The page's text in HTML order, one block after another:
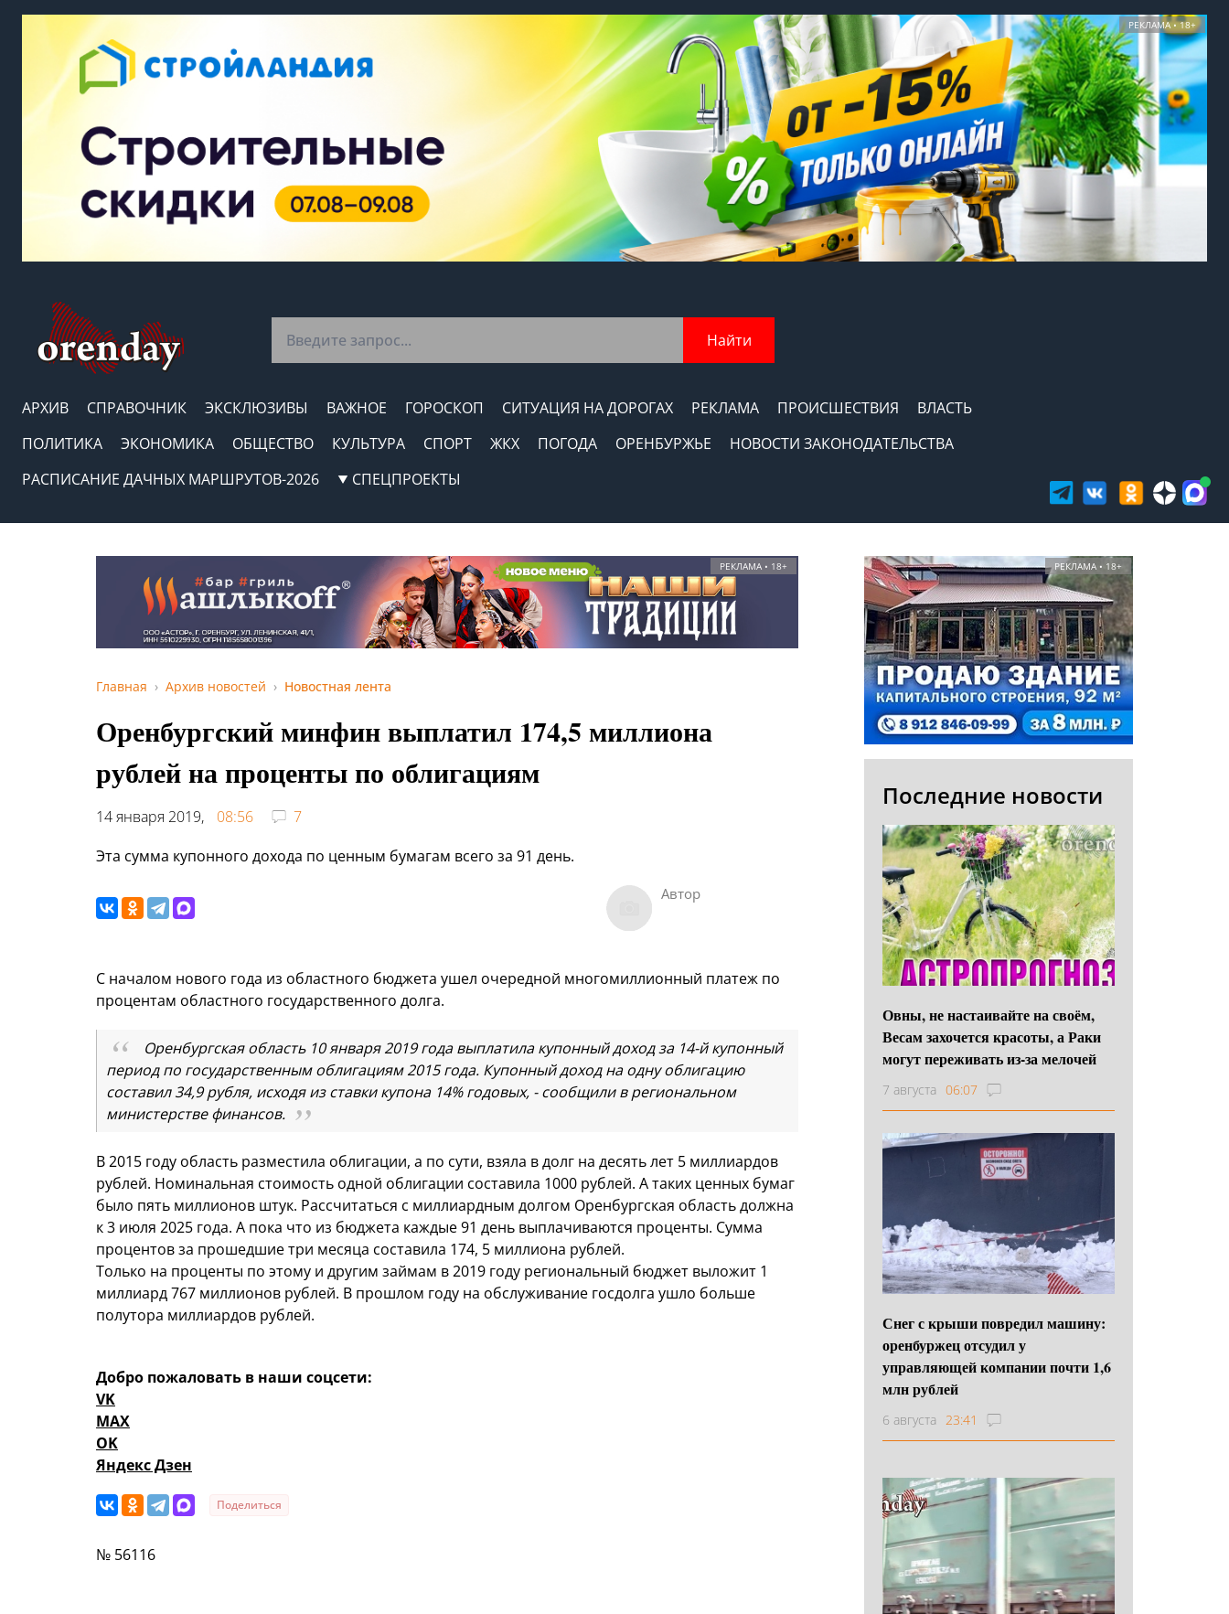
РЕКЛАМА • 18+
Найти
АРХИВ СПРАВОЧНИК ЭКСКЛЮЗИВЫ ВАЖНОЕ ГОРОСКОП СИТУАЦИЯ НА ДОРОГАХ РЕКЛАМА ПРОИСШЕСТВИЯ
ВЛАСТЬ
ПОЛИТИКА
ЭКОНОМИКА ОБЩЕСТВО КУЛЬТУРА СПОРТ ЖКХ ПОГОДА ОРЕНБУРЖЬЕ
НОВОСТИ ЗАКОНОДАТЕЛЬСТВА
РАСПИСАНИЕ ДАЧНЫХ МАРШРУТОВ-2026
СПЕЦПРОЕКТЫ
РЕКЛАМА • 18+
Главная Архив новостей Новостная лента
Оренбургский минфин выплатил 174,5 миллиона
рублей на проценты по облигациям
14 января 2019, 08:56
7
Эта сумма купонного дохода по ценным бумагам всего за 91 день.
Автор
С началом нового года из областного бюджета ушел очередной многомиллионный платеж по
процентам областного государственного долга.
Оренбургская область 10 января 2019 года выплатила купонный доход за 14-й купонный
период по государственным облигациям 2015 года. Купонный доход на одну облигацию
составил 34,9 рубля, исходя из ставки купона 14% годовых, - сообщили в региональном
министерстве финансов.
В 2015 году область разместила облигации, а по сути, взяла в долг на десять лет 5 миллиардов
рублей. Номинальная стоимость одной облигации составила 1000 рублей. А таких ценных бумаг
было пять миллионов штук. Рассчитаться с миллиардным долгом Оренбургская область должна
к 3 июля 2025 года. А пока что из бюджета каждые 91 день выплачиваются проценты. Сумма
процентов за прошедшие три месяца составила 174, 5 миллиона рублей.
Только на проценты по этому и другим займам в 2019 году региональный бюджет выложит 1
миллиард 767 миллионов рублей. В прошлом году на обслуживание госдолга ушло больше
полутора миллиардов рублей.
Добро пожаловать в наши соцсети:
VK
MAX
OK
Яндекс Дзен
Поделиться
№ 56116
РЕКЛАМА • 18+
Последние новости
Овны, не настаивайте на своём,
Весам захочется красоты, а Раки
могут переживать из-за мелочей
7 августа 06:07
Снег с крыши повредил машину:
оренбуржец отсудил у
управляющей компании почти 1,6
млн рублей
6 августа 23:41